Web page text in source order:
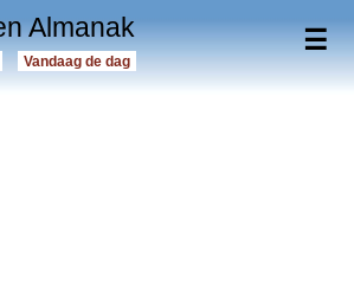
☰
Almanak
Vandaag de dag